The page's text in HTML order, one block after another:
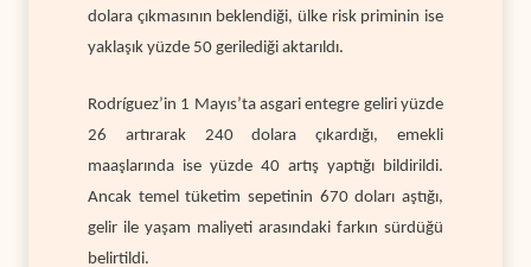
dolara çıkmasının beklendiği, ülke risk priminin ise
yaklaşık yüzde 50 gerilediği aktarıldı.
Rodríguez’in 1 Mayıs’ta asgari entegre geliri yüzde
26 artırarak 240 dolara çıkardığı, emekli
maaşlarında ise yüzde 40 artış yaptığı bildirildi.
Ancak temel tüketim sepetinin 670 doları aştığı,
gelir ile yaşam maliyeti arasındaki farkın sürdüğü
belirtildi.